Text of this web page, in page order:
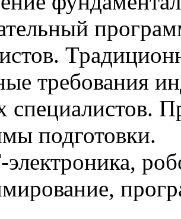
требования
специалистов.
подготовки.